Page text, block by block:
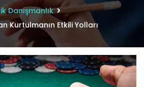
Danışmanlık
Kurtulmanın Etkili Yolları